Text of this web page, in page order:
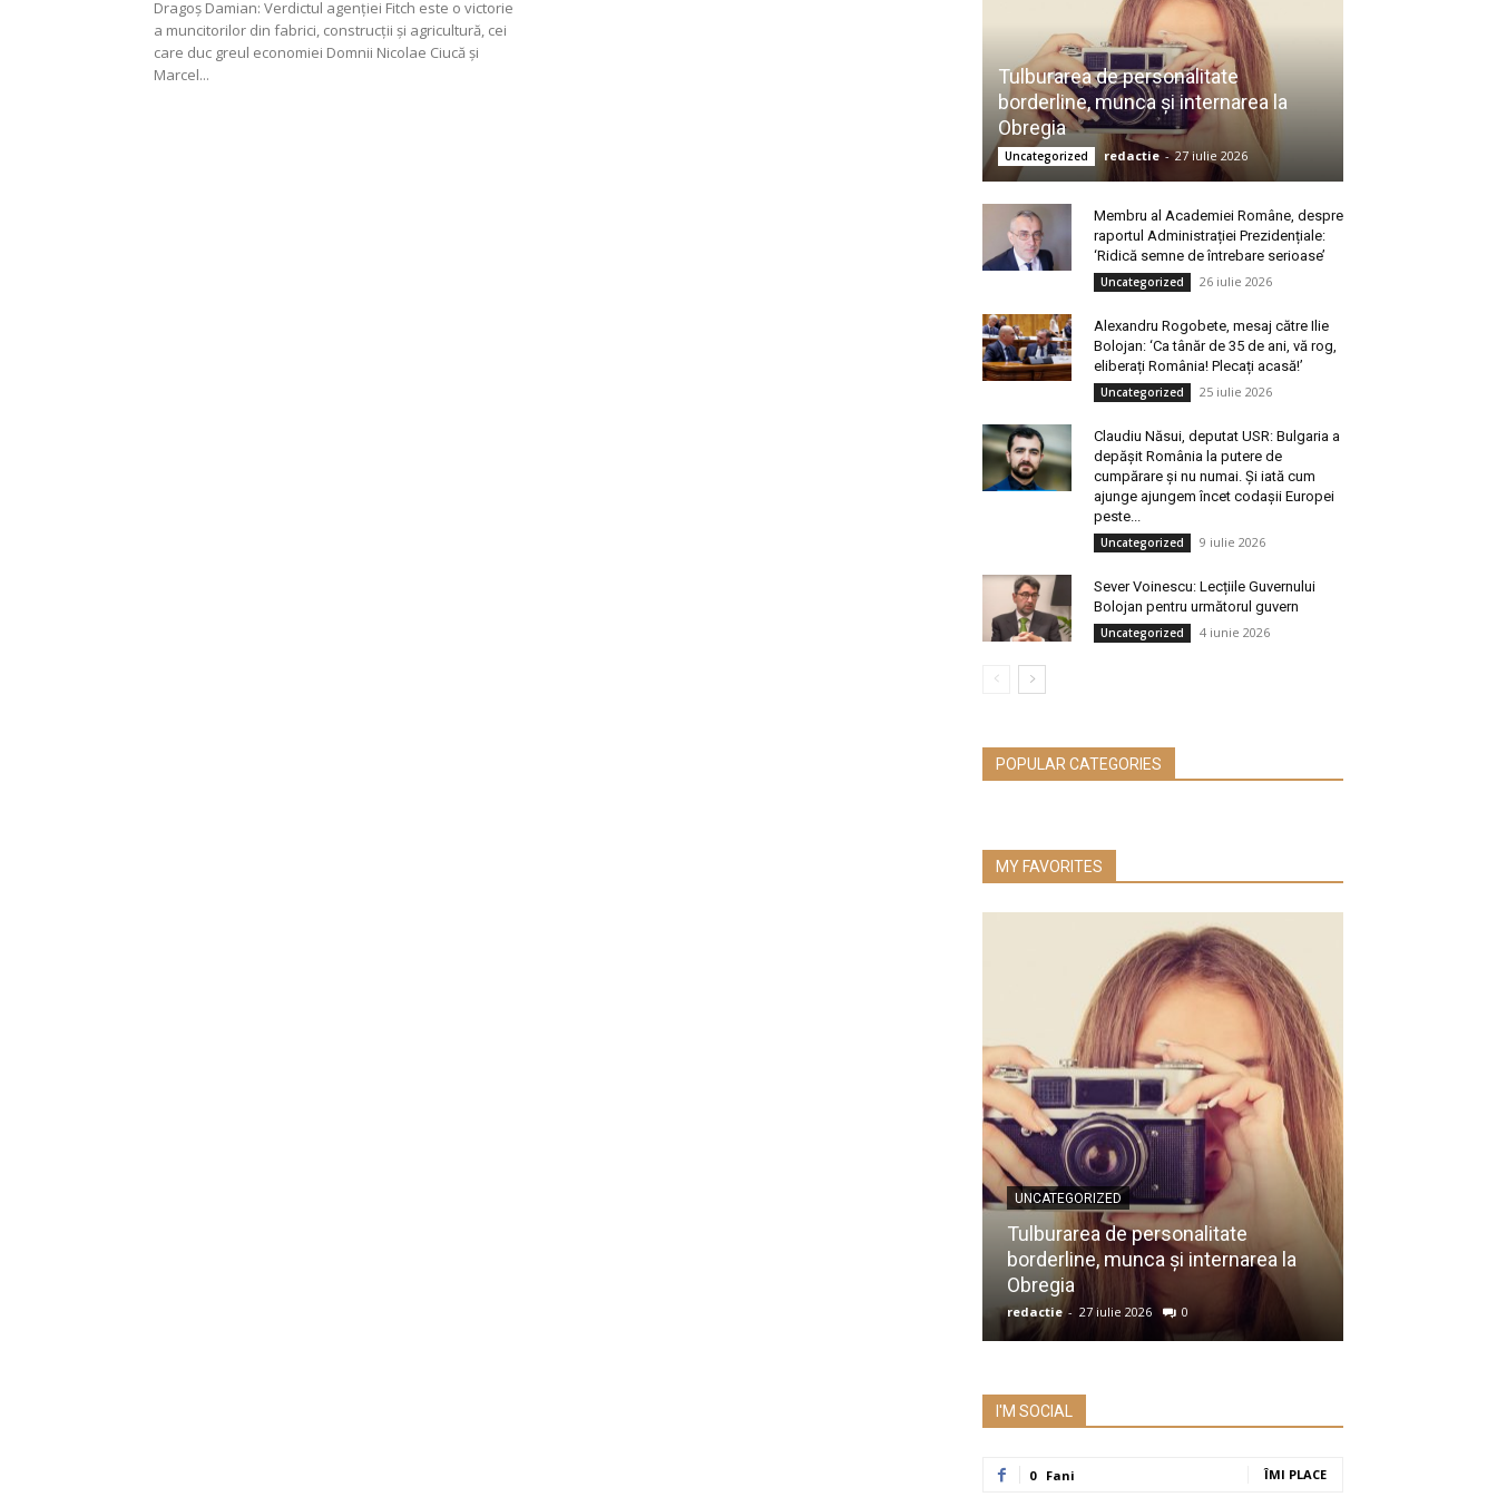
Dragoș Damian: Verdictul agenției Fitch este o victorie
a muncitorilor din fabrici, construcții și agricultură, cei
care duc greul economiei Domnii Nicolae Ciucă și
Marcel...
Tulburarea de personalitate
borderline, munca și internarea la
Obregia
Uncategorized redactie - 27 iulie 2026
Membru al Academiei Române, despre
raportul Administrației Prezidențiale:
‘Ridică semne de întrebare serioase’
Uncategorized 26 iulie 2026
Alexandru Rogobete, mesaj către Ilie
Bolojan: ‘Ca tânăr de 35 de ani, vă rog,
eliberați România! Plecați acasă!’
Uncategorized 25 iulie 2026
Claudiu Năsui, deputat USR: Bulgaria a
depășit România la putere de
cumpărare și nu numai. Și iată cum
ajunge ajungem încet codașii Europei
peste...
Uncategorized 9 iulie 2026
Sever Voinescu: Lecțiile Guvernului
Bolojan pentru următorul guvern
Uncategorized 4 iunie 2026
POPULAR CATEGORIES
MY FAVORITES
UNCATEGORIZED
Tulburarea de personalitate
borderline, munca și internarea la
Obregia
redactie - 27 iulie 2026 0
I'M SOCIAL
0 Fani ÎMI PLACE